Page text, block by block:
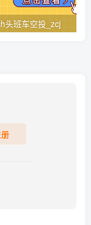
头班车空投_zcj